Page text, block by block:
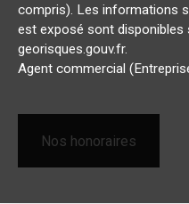
compris). Les informations
est exposé sont disponibles
georisques.gouv.fr.
Agent commercial
Nos honoraires